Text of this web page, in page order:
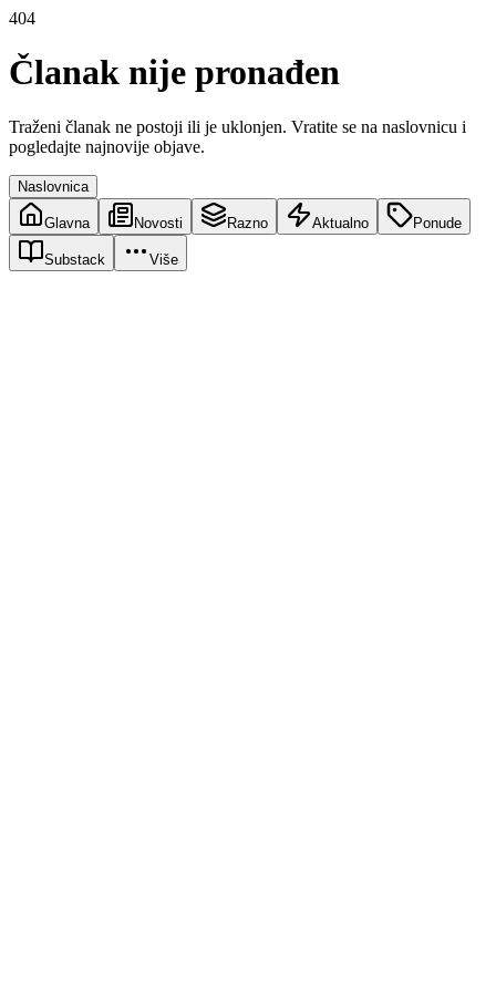
404
Članak nije pronađen
Traženi članak ne postoji ili je uklonjen. Vratite se na naslovnicu i
pogledajte najnovije objave.
Naslovnica
Glavna Novosti Razno Aktualno Ponude
Substack Više